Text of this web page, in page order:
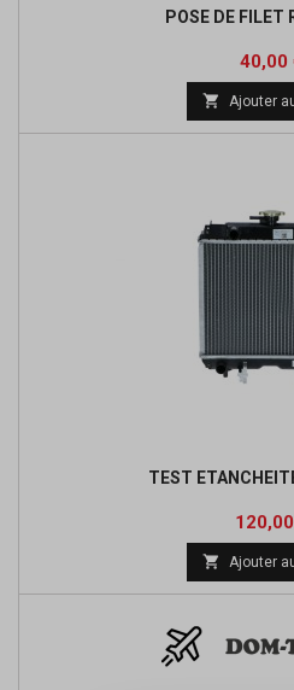
POSE DE FILET
Prix
40,00
 Ajouter
TEST
Prix
 Ajouter